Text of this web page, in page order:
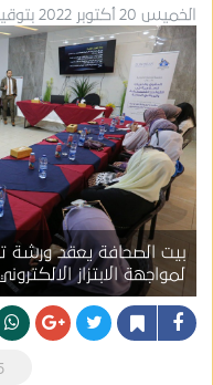
الخميس 20 أكتوبر 2022 بتوقيت القدس المحتلة
بيت الصحافة يعقد ورشة
لمواجهة الابتزاز